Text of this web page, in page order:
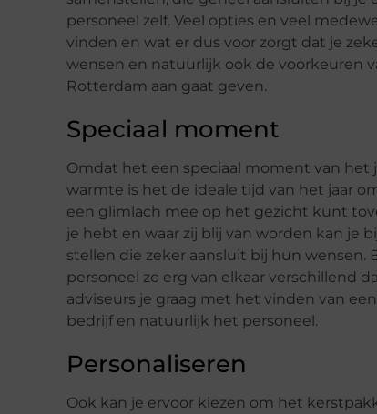
personeel zelf. Veel opties en veel
vinden en wat er dus voor zorgt dat je
wensen en natuurlijk ook de voorkeuren
Rotterdam aan gaat geven.
Speciaal moment
Omdat het een speciaal moment van het
warmte is het de ideale tijd van het jaar
een glimlach mee op het gezicht kunt
je hebt en waar zij blij van worden kan je
stellen die zeker aansluit bij hun wensen.
personeel zo erg van elkaar verschillend
adviseurs je graag met het vinden van
bedrijf en natuurlijk het personeel.
Personaliseren
Ook kan je ervoor kiezen om het